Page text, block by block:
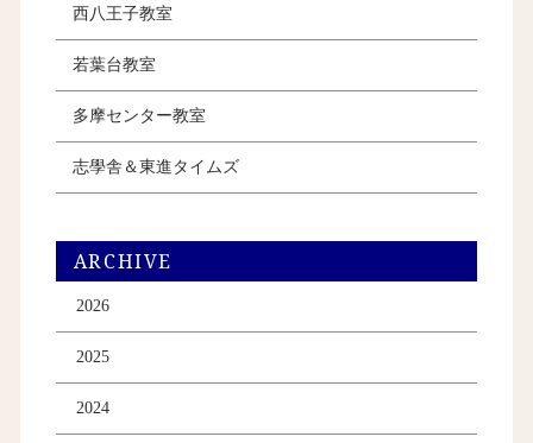
西八王子教室
若葉台教室
多摩センター教室
志學舎＆東進タイムズ
ARCHIVE
2026
2025
2024